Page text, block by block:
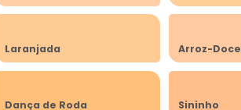
Laranjada Arroz-Doce
Dança de Roda Sininho